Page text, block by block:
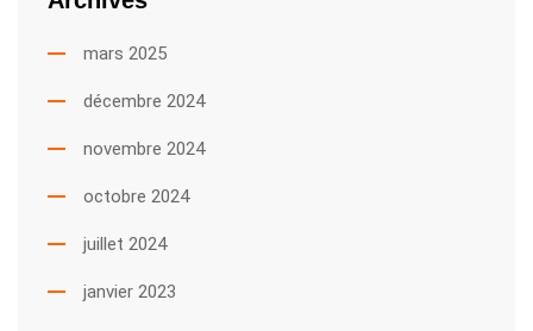
mars 2025
décembre 2024
novembre 2024
octobre 2024
juillet 2024
janvier 2023